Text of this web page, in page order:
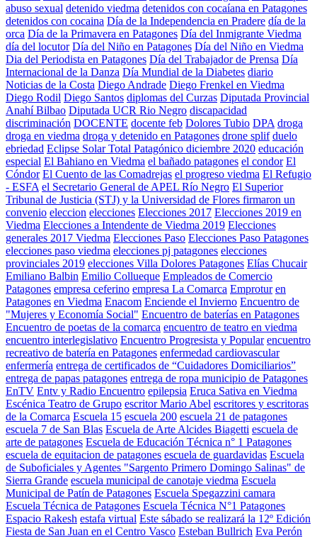
abuso sexual detenido viedma detenidos con cocaíana en Patagones
detenidos con cocaina Día de la Independencia en Pradere día de la
orca Día de la Primavera en Patagones Día del Inmigrante Viedma
día del locutor Día del Niño en Patagones Día del Niño en Viedma
Dia del Periodista en Patagones Día del Trabajador de Prensa Día
Internacional de la Danza Día Mundial de la Diabetes diario
Noticias de la Costa Diego Andrade Diego Frenkel en Viedma
Diego Rodil Diego Santos diplomas del Curzas Diputada Provincial
Anahí Bilbao Diputada UCR Rio Negro discapacidad
discriminación DOCENTE docente feb Dolores Tubio DPA droga
droga en viedma droga y detenido en Patagones drone splif duelo
ebriedad Eclipse Solar Total Patagónico diciembre 2020 educación
especial El Bahiano en Viedma el bañado patagones el condor El
Cóndor El Cuento de las Comadrejas el progreso viedma El Refugio
- ESFA el Secretario General de APEL Río Negro El Superior
Tribunal de Justicia (STJ) y la Universidad de Flores firmaron un
convenio eleccion elecciones Elecciones 2017 Elecciones 2019 en
Viedma Elecciones a Intendente de Viedma 2019 Elecciones
generales 2017 Viedma Elecciones Paso Elecciones Paso Patagones
elecciones paso viedma elecciones pj patagones elecciones
provinciales 2019 elecciones Villa Dolores Patagones Elías Chucair
Emiliano Balbin Emilio Collueque Empleados de Comercio
Patagones empresa ceferino empresa La Comarca Emprotur en
Patagones en Viedma Enacom Enciende el Invierno Encuentro de
"Mujeres y Economía Social" Encuentro de baterías en Patagones
Encuentro de poetas de la comarca encuentro de teatro en viedma
encuentro interlegislativo Encuentro Progresista y Popular encuentro
recreativo de batería en Patagones enfermedad cardiovascular
enfermería entrega de certificados de “Cuidadores Domiciliarios”
entrega de papas patagones entrega de ropa municipio de Patagones
EnTV Entv y Radio Encuentro epilepsia Eruca Sativa en Viedma
Escénica Teatro de Grupo escritor Mario Abel escritores y escritoras
de la Comarca Escuela 15 escuela 200 escuela 21 de patagones
escuela 7 de San Blas Escuela de Arte Alcides Biagetti escuela de
arte de patagones Escuela de Educación Técnica n° 1 Patagones
escuela de equitacion de patagones escuela de guardavidas Escuela
de Suboficiales y Agentes "Sargento Primero Domingo Salinas" de
Sierra Grande escuela municipal de canotaje viedma Escuela
Municipal de Patín de Patagones Escuela Spegazzini camara
Escuela Técnica de Patagones Escuela Técnica N°1 Patagones
Espacio Rakesh estafa virtual Este sábado se realizará la 12º Edición
Fiesta de San Juan en el Centro Vasco Esteban Bullrich Eva Perón